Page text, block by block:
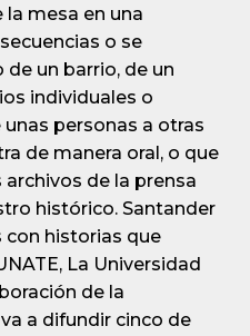
mesa en una
o se
un barrio, de un
individuales o
personas a otras
de manera oral, o que
de la prensa
histórico. Santander
con historias que
La Universidad
de la
a difundir cinco de